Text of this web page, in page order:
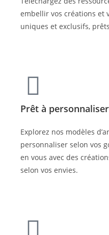
embellir vos créations et
uniques et exclusifs,
Prêt à personnaliser
Explorez nos modèles
personnaliser selon vos
en vous avec des
selon vos envies.